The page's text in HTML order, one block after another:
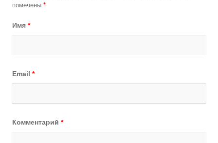
помечены *
Имя *
Email *
Комментарий *